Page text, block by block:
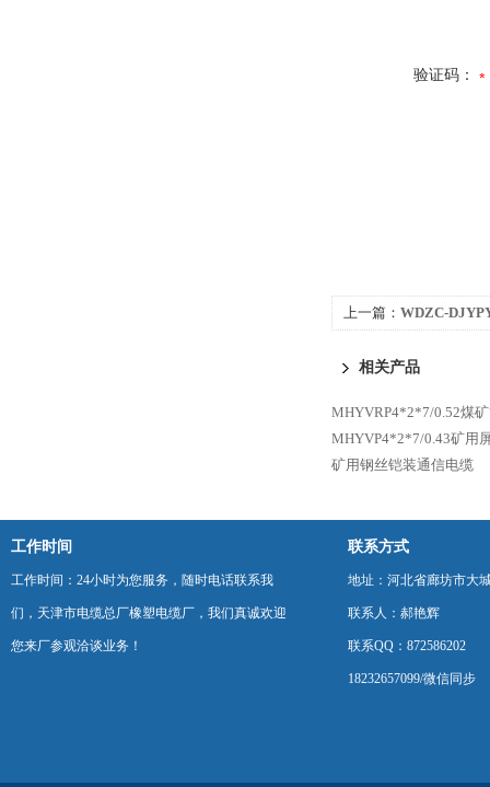
验证码：
上一篇： WDZC-
相关产品
MHYVRP4*2*7/0.52煤
MHYVP4*2*7/0.43矿用
矿用钢丝铠装通信电缆
工作时间
工作时间：24小时为您服务，随时电话联系我
们，天津市电缆总厂橡塑电缆厂，我们真诚欢迎
您来厂参观洽谈业务！
联系方式
地址：河北省廊坊市大
联系人：郝艳辉
联系QQ：872586202
18232657099/微信同步